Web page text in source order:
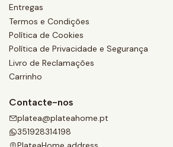
Entregas
Termos e Condições
Política de Cookies
Política de Privacidade e Segurança
Livro de Reclamações
Carrinho
Contacte-nos
platea@plateahome.pt
351928314198